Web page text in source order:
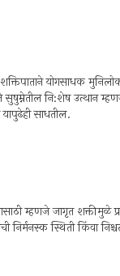
योगसाधक
नि:शेष उत्थान
साधतील.
म्हणजे जागृत शक्तीमुळे प्राप्त
स्थिती किंवा